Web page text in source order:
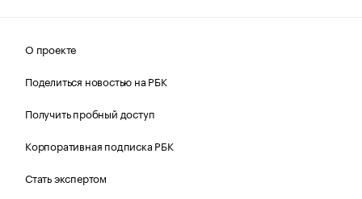
О проекте
Поделиться новостью на РБК
Получить пробный доступ
Корпоративная подписка РБК
Стать экспертом